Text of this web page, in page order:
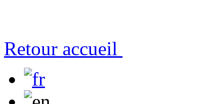
Retour accueil